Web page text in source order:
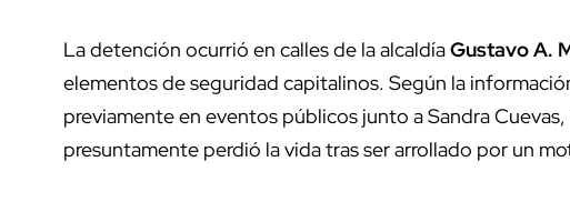
La detención ocurrió en calles de la alcaldíaGustavo A.
elementos de seguridad capitalinos. Según la
previamente en eventos públicos junto a Sandra
presuntamente perdió la vida tras ser arrollado por un